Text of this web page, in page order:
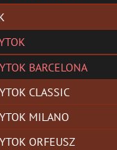
BARCELONA
CLASSIC
MILANO
ORFEUSZ